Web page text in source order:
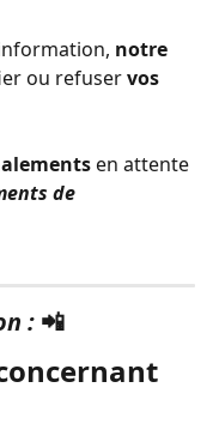
notre
ou refuser vos
en attente
de
: 📲